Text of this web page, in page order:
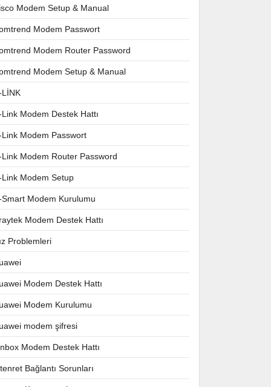
Modem Setup & Manual
Modem Passwort
Modem Router Password
Modem Setup & Manual
LİNK
Link Modem Destek Hattı
Link Modem Passwort
Link Modem Router Password
Link Modem Setup
Smart Modem Kurulumu
Modem Destek Hattı
Problemleri
Modem Destek Hattı
Modem Kurulumu
modem şifresi
Modem Destek Hattı
Bağlantı Sorunları